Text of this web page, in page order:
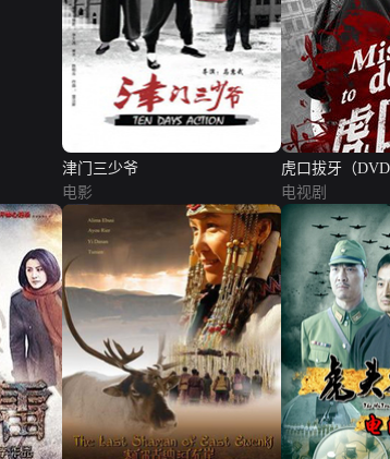
津门三少爷
电影
虎口拔牙（DVD
电视剧